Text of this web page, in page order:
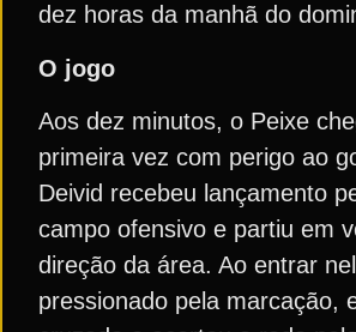
dez horas da manhã do
O jogo
Aos dez minutos, o Peixe
primeira vez com perigo ao
Deivid recebeu lançamento
campo ofensivo e partiu em
direção da área. Ao entrar
pressionado pela marcação,